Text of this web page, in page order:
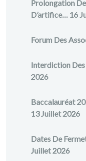
Prolongation
D’artifice… 16
Forum Des
Interdiction
2026
Baccalauréat
13 Juillet 2026
Dates De
Juillet 2026